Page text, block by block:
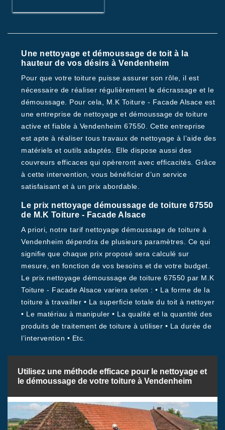
Une nettoyage et démoussage de toit à la
hauteur de vos désirs à Vendenheim
Pour que votre toiture puisse assurer son rôle, il est
nécessaire de réaliser régulièrement le décrassage et le
démoussage. Pour cela, M.K Toiture - Facade Alsace est
une entreprise de nettoyage et démoussage de toiture
active et fiable à Vendenheim 67550. Cette entreprise
est apte à réaliser tous travaux de nettoyage à l’aide des
matériels et outils adaptés. Elle dispose aussi des
couvreurs efficaces qui opèreront avec efficacités. Grâce
à cette intervention, vous bénéficier d’un service
satisfaisant et à un prix abordable.
Le prix nettoyage démoussage de toiture 67550
de M.K Toiture - Facade Alsace
A priori, notre tarif nettoyage démoussage de toiture à
Vendenheim dépendra de plusieurs paramètres. Ce qui
signifie que chaque prix proposé sera calculé sur
mesure, en fonction de vos besoins et de votre budget.
Le prix nettoyage démoussage de toiture 67550 par M.K
Toiture - Facade Alsace variera selon : • La forme de la
toiture à travailler • La superficie totale du toit à nettoyer
• Le matériau à manipuler • La qualité et la quantité des
produits de traitement de toiture à utiliser • La durée de
l’intervention • Etc.
Utilisez une méthode efficace pour le nettoyage et
le démoussage de votre toiture à Vendenheim